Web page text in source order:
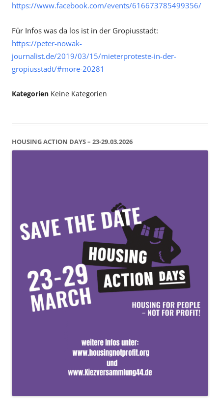
https://www.facebook.com/events/616673785499356/
Für Infos was da los ist in der Gropiusstadt:
https://peter-nowak-
journalist.de/2019/03/15/mieterproteste-in-der-
gropiusstadt/#more-20281
Kategorien Keine Kategorien
HOUSING ACTION DAYS – 23-29.03.2026